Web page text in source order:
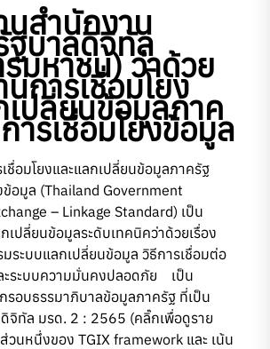
นสํานักงาน
บาลดิจิทัล
มหาชน) ว่าด้วย
การเชื่อมโยง
เปลี่ยนข้อมูลภาค
ารเชื่อมโยงข้อมูล
อมโยงและแลกเปลี่ยนข้อมูลภาครัฐ
ข้อมูล (Thailand Government
– Linkage Standard) เป็น
เปลี่ยนข้อมูลระดับเทคนิคว่าด้วยเรื่อง
ระบบแลกเปลี่ยนข้อมูล วิธีการเชื่อมต่อ
ะระบบความมั่นคงปลอดภัย เป็น
รอบธรรมาภิบาลข้อมูลภาครัฐ ที่เป็น
จิทัล มรด. 2 : 2565 (คลิ๊กเพื่อดูราย
วนหนึ่งของ TGIX framework และ เน้น